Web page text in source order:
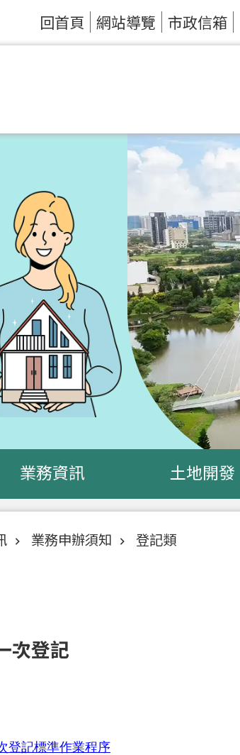
回首頁 網站導覽 市政信箱
業務資訊 土地開發
業務申辦須知 登記類
次登記
登記標準作業程序